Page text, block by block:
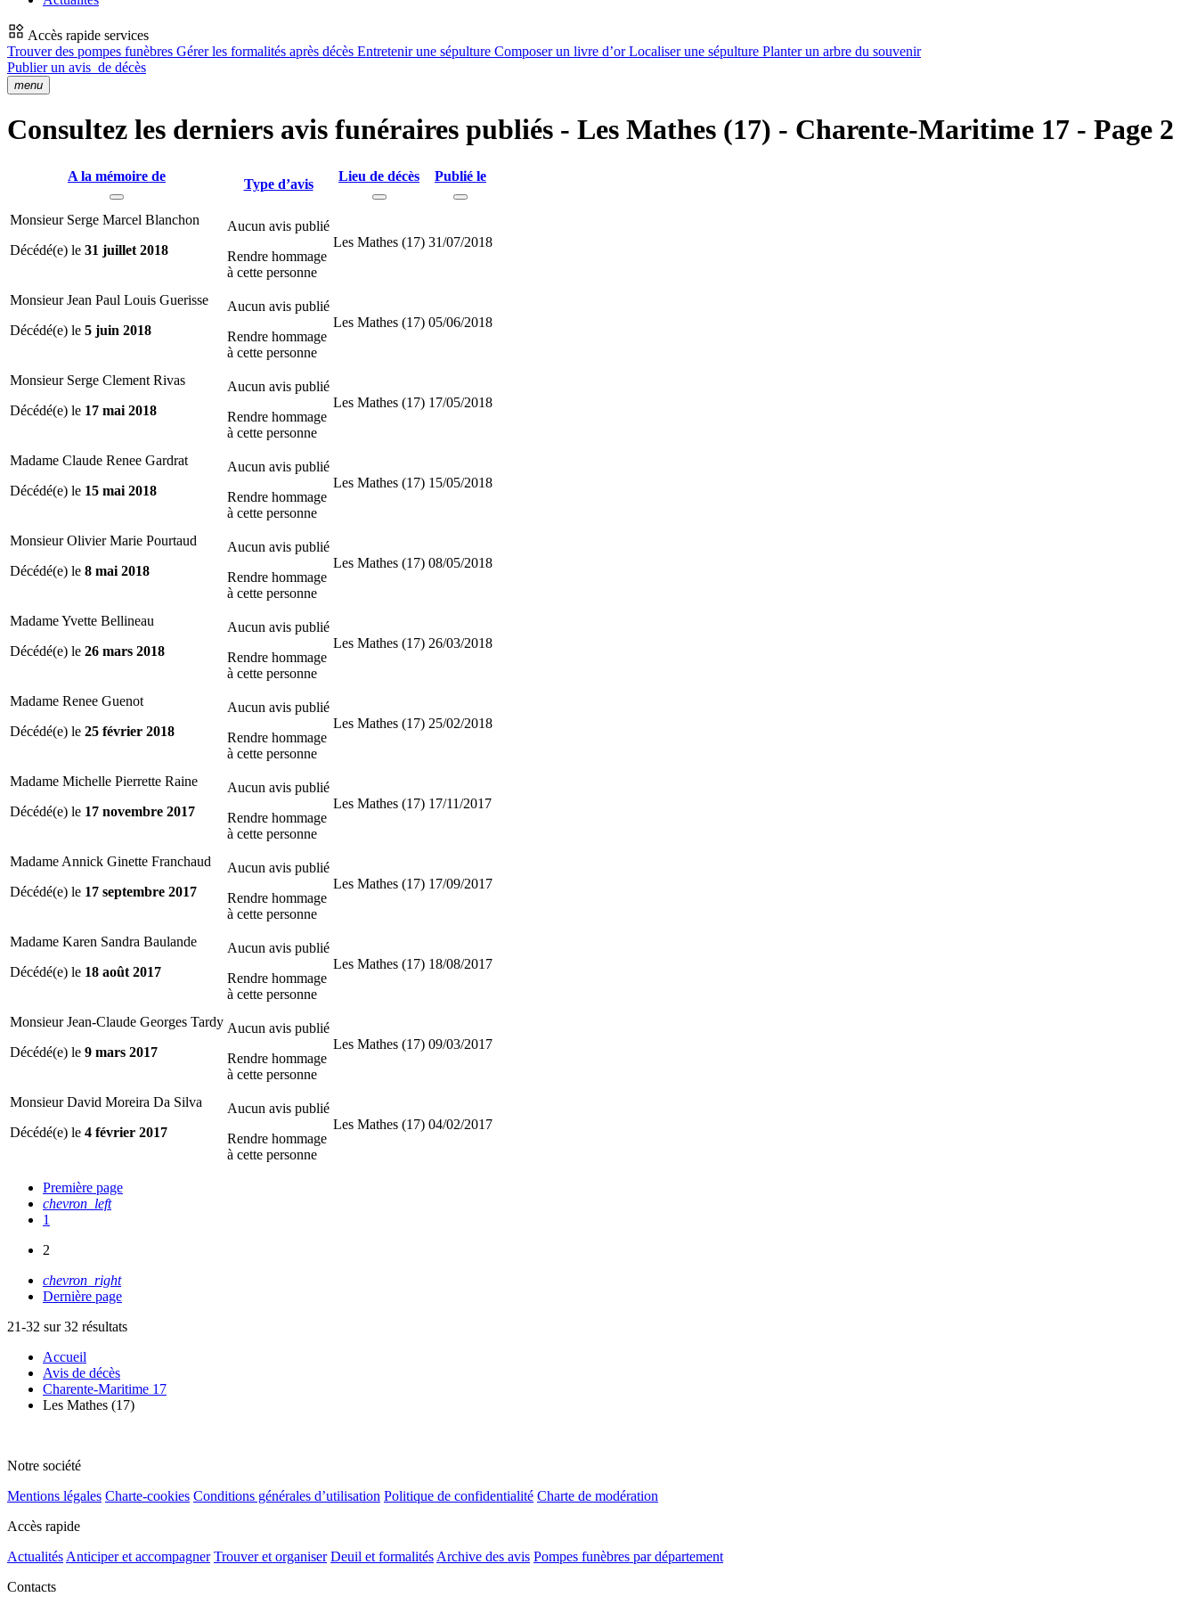
Accès rapide services
Trouver des pompes funèbres Gérer les formalités après décès Entretenir une sépulture Composer un livre d’orLocaliser une sépulture Planter un arbre du souvenir
Publier un avis de décès
menu
Consultez les derniers avis funéraires publiés - Les Mathes (17) - Charente-Maritime 17 - Page 2
A la mémoire de
Type d’avis
Lieu de décès Publié le
Monsieur Serge Marcel Blanchon
Décédé(e) le 31 juillet 2018
Aucun avis publié
Rendre hommage
à cette personne
Les Mathes (17) 31/07/2018
Monsieur Jean Paul Louis Guerisse
Décédé(e) le 5 juin 2018
Aucun avis publié
Rendre hommage
à cette personne
Les Mathes (17) 05/06/2018
Monsieur Serge Clement Rivas
Décédé(e) le 17 mai 2018
Aucun avis publié
Rendre hommage
à cette personne
Les Mathes (17) 17/05/2018
Madame Claude Renee Gardrat
Décédé(e) le 15 mai 2018
Aucun avis publié
Rendre hommage
à cette personne
Les Mathes (17) 15/05/2018
Monsieur Olivier Marie Pourtaud
Décédé(e) le 8 mai 2018
Aucun avis publié
Rendre hommage
à cette personne
Les Mathes (17) 08/05/2018
Madame Yvette Bellineau
Décédé(e) le 26 mars 2018
Aucun avis publié
Rendre hommage
à cette personne
Les Mathes (17) 26/03/2018
Madame Renee Guenot
Décédé(e) le 25 février 2018
Aucun avis publié
Rendre hommage
à cette personne
Les Mathes (17) 25/02/2018
Madame Michelle Pierrette Raine
Décédé(e) le 17 novembre 2017
Aucun avis publié
Rendre hommage
à cette personne
Les Mathes (17) 17/11/2017
Madame Annick Ginette Franchaud
Décédé(e) le 17 septembre 2017
Aucun avis publié
Rendre hommage
à cette personne
Les Mathes (17) 17/09/2017
Madame Karen Sandra Baulande
Décédé(e) le 18 août 2017
Aucun avis publié
Rendre hommage
à cette personne
Les Mathes (17) 18/08/2017
Monsieur Jean-Claude Georges Tardy
Décédé(e) le 9 mars 2017
Aucun avis publié
Rendre hommage
à cette personne
Les Mathes (17) 09/03/2017
Monsieur David Moreira Da Silva
Décédé(e) le 4 février 2017
Aucun avis publié
Rendre hommage
à cette personne
Les Mathes (17) 04/02/2017
Première page
chevron_left
1
2
chevron_right
Dernière page
21-32 sur 32 résultats
Accueil
Avis de décès
Charente-Maritime 17
Les Mathes (17)
Notre société
Mentions légales Charte-cookies Conditions générales d’utilisation Politique de confidentialité Charte de modération
Accès rapide
Actualités Anticiper et accompagner Trouver et organiser Deuil et formalités Archive des avis Pompes funèbres par département
Contacts